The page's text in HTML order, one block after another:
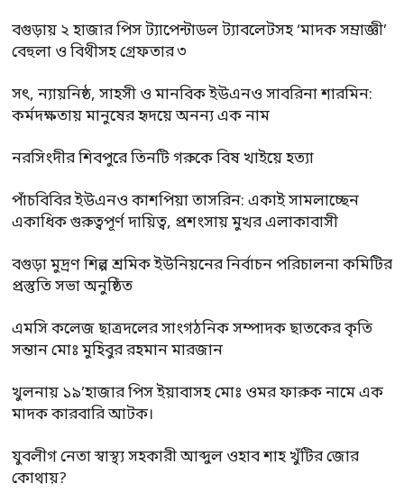
বগুড়ায় ২ হাজার পিস ট্যাপেন্টাডল ট্যাবলেটসহ ‘মাদক সম্রাজ্ঞী’
বেহুলা ও বিথীসহ গ্রেফতার ৩
সৎ, ন্যায়নিষ্ঠ, সাহসী ও মানবিক ইউএনও সাবরিনা শারমিন:
কর্মদক্ষতায় মানুষের হৃদয়ে অনন্য এক নাম
নরসিংদীর শিবপুরে তিনটি গরুকে বিষ খাইয়ে হত্যা
পাঁচবিবির ইউএনও কাশপিয়া তাসরিন: একাই সামলাচ্ছেন
একাধিক গুরুত্বপূর্ণ দায়িত্ব, প্রশংসায় মুখর এলাকাবাসী
বগুড়া মুদ্রণ শিল্প শ্রমিক ইউনিয়নের নির্বাচন পরিচালনা কমিটির
প্রস্তুতি সভা অনুষ্ঠিত
এমসি কলেজ ছাত্রদলের সাংগঠনিক সম্পাদক ছাতকের কৃতি
সন্তান মোঃ মুহিবুর রহমান মারজান
খুলনায় ১৯’হাজার পিস ইয়াবাসহ মোঃ ওমর ফারুক নামে এক
মাদক কারবারি আটক।
যুবলীগ নেতা স্বাস্থ্য সহকারী আব্দুল ওহাব শাহ খুঁটির জোর
কোথায়?